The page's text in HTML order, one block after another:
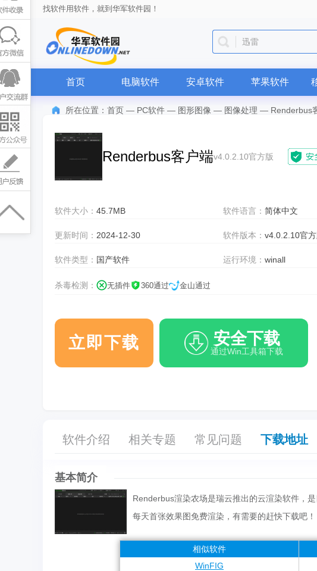
找软件用软件，就到华军软件园！
迅雷
首页 电脑软件 安卓软件 苹果软件
所在位置： 首页 — PC软件 — 图形图像 — 图像处理 — Renderbus
Renderbus客户端v4.0.2.10官方版
软件大小： 45.7MB 软件语言：简体中文
更新时间： 2024-12-30 软件版本：v4.0.2.10官
软件类型： 国产软件 运行环境：winall
杀毒检测： 无插件 360通过 金山通过
立即下载 安全下载
通过Win工具箱下载
软件介绍 相关专题 常见问题 下载地址
基本简介
Renderbus渲染农场是瑞云推出的云渲染软件，
每天首张效果图免费渲染，有需要的赶快下载吧！
相似软件
WinFIG